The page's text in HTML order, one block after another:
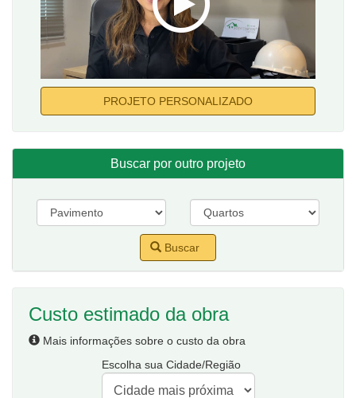
PROJETO PERSONALIZADO
Buscar por outro projeto
Buscar
Custo estimado da obra
Mais informações sobre o custo da obra
Escolha sua Cidade/Região